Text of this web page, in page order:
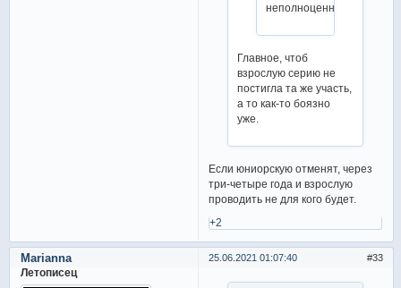
неполноценная.
Главное, чтоб
взрослую серию не
постигла та же участь,
а то как-то боязно
уже.
Если юниорскую отменят, через
три-четыре года и взрослую
проводить не для кого будет.
+2
33
25.06.2021 01:07:40
Marianna
Летописец